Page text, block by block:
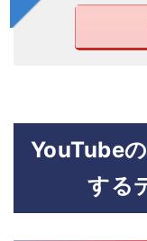
YouTube
する